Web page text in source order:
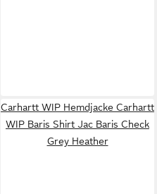
Carhartt WIP Hemdjacke Carhartt
WIP Baris Shirt Jac Baris Check
Grey Heather